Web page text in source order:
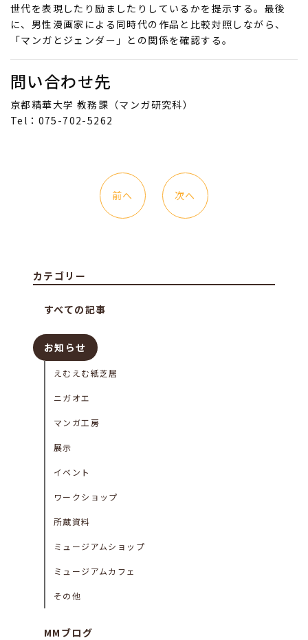
世代を表現したり励ましたりしているかを提示する。最後
に、男性漫画家による同時代の作品と比較対照しながら、
「マンガとジェンダー」との関係を確認する。
問い合わせ先
京都精華大学 教務課（マンガ研究科）
Tel：075-702-5262
前へ 次へ
カテゴリー
すべての記事
お知らせ
えむえむ紙芝居
ニガオエ
マンガ工房
展示
イベント
ワークショップ
所蔵資料
ミュージアムショップ
ミュージアムカフェ
その他
MMブログ